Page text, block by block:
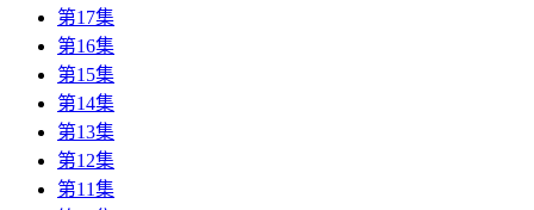
第17集
第16集
第15集
第14集
第13集
第12集
第11集